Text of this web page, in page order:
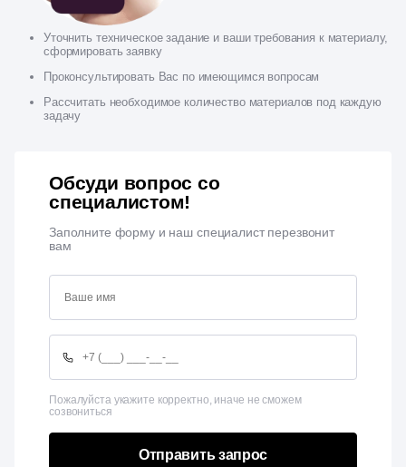
Уточнить техническое задание и ваши требования к материалу,
сформировать заявку
Проконсультировать Вас по имеющимся вопросам
Рассчитать необходимое количество материалов под каждую
задачу
Обсуди вопрос со
специалистом!
Заполните форму и наш специалист перезвонит
вам
Пожалуйста укажите корректно, иначе не сможем
созвониться
Отправить запрос